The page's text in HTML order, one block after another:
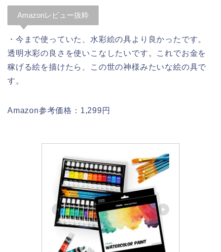
Amazonレビュー抜粋
・今まで使っていた、水彩絵の具より良かったです。
透明水彩の良さを使いこなしたいです。これでお金を
稼げる絵を描けたら、この世の神様みたいな絵の具で
す。
Amazon参考価格：1,299円